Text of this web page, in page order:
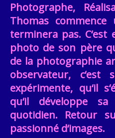
Photographe,
Thomas
terminera pas. C‘est
photo de son père
de la photographie
observateur,
expérimente, qu‘il
qu‘il développe
quotidien. Retour
passionné d‘images.